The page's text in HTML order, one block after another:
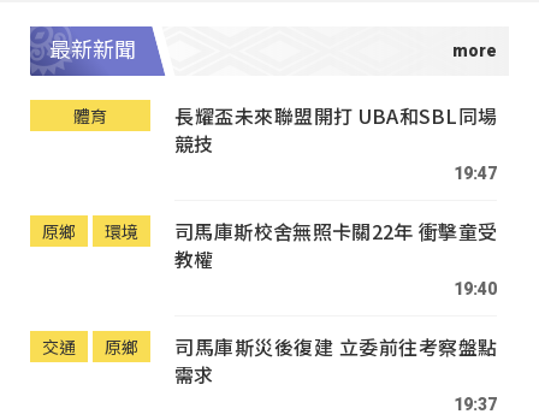
最新新聞
體育
長耀盃未來聯盟開打 UBA和SBL同場
競技
19:47
原鄉 環境
司馬庫斯校舍無照卡關22年 衝擊童受
教權
19:40
交通 原鄉
司馬庫斯災後復建 立委前往考察盤點
需求
19:37